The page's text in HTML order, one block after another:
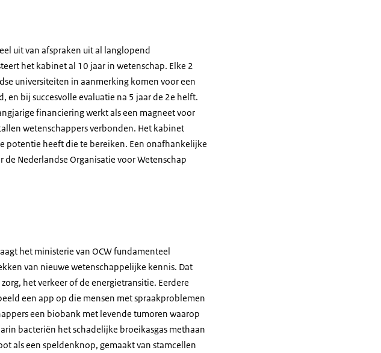
uit van afspraken uit al langlopend
het kabinet al 10 jaar in wetenschap. Elke 2
universiteiten in aanmerking komen voor een
en bij succesvolle evaluatie na 5 jaar de 2e helft.
financiering werkt als een magneet voor
wetenschappers verbonden. Het kabinet
potentie heeft die te bereiken. Een onafhankelijke
Nederlandse Organisatie voor Wetenschap
het ministerie van OCW fundamenteel
van nieuwe wetenschappelijke kennis. Dat
het verkeer of de energietransitie. Eerdere
een app op die mensen met spraakproblemen
een biobank met levende tumoren waarop
bacteriën het schadelijke broeikasgas methaan
als een speldenknop, gemaakt van stamcellen